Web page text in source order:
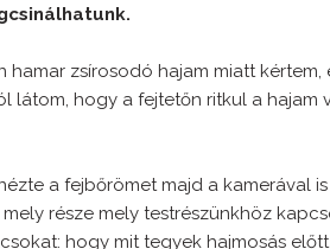
zsírosodó hajam miatt kértem,
látom, hogy a fejtetőn ritkul a hajam
a fejbőrömet majd a kamerával
része mely testrészünkhöz
hogy mit tegyek hajmosás